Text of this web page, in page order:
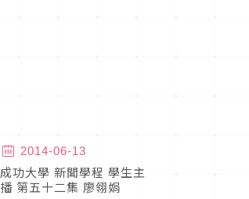
2014-06-13
成功大學 新聞學程 學生主
播 第五十二集 廖翎娟